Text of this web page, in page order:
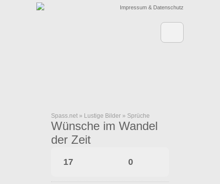
Impressum & Datenschutz
Spass.net » Lustige Bilder » Sprüche
Wünsche im Wandel
der Zeit
17 0